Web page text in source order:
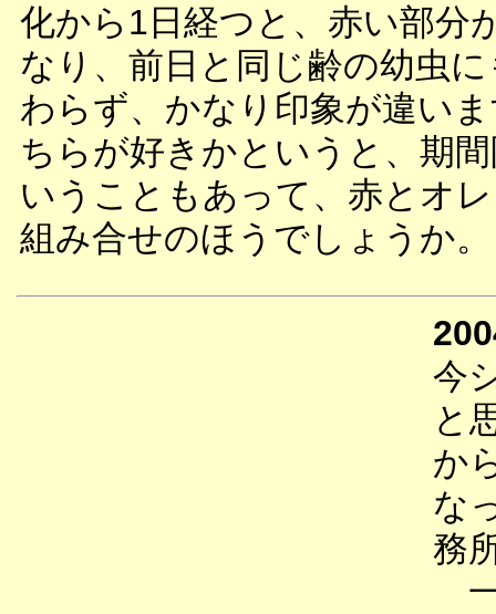
化から1日経つと、赤い部分
なり、前日と同じ齢の幼虫
わらず、かなり印象が違い
ちらが好きかというと、期
いうこともあって、赤とオ
組み合せのほうでしょうか。
今
と
か
な
務